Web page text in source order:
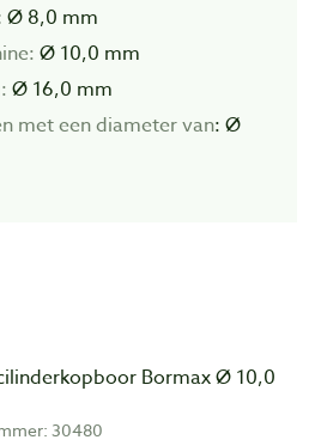
Ø 8,0 mm
Ø 10,0 mm
Ø 16,0 mm
met een diameter van: Ø
Bormax Ø 10,0
30480